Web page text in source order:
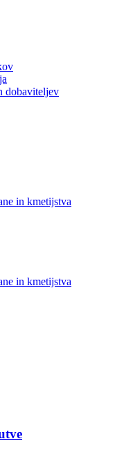
dobaviteljev
in kmetijstva
in kmetijstva